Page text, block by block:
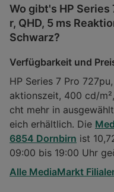
Wo gibt's HP
r, QHD, 5 ms
Schwarz?
Verfügbarkeit und
HP Series 7 Pro
aktionszeit, 400 cd/
cht mehr in
eich erhältlich. Die
6854 Dornbirn ist
09:00 bis 19:00 Uhr
Alle MediaMarkt